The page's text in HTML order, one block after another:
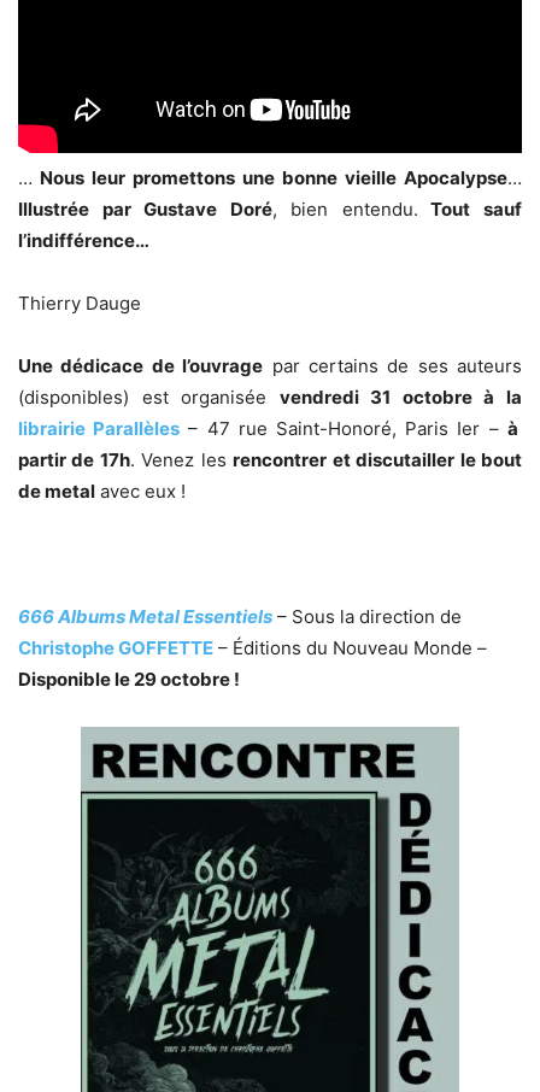
… Nous leur promettons une bonne vieille Apocalypse…
Illustrée par Gustave Doré, bien entendu. Tout sauf
l’indifférence…
Thierry Dauge
Une dédicace de l’ouvrage par certains de ses auteurs
(disponibles) est organisée vendredi 31 octobre à la
librairie Parallèles – 47 rue Saint-Honoré, Paris Ier – à
partir de 17h. Venez lesrencontrer et discutailler le bout
de metal avec eux !
666 Albums Metal Essentiels – Sous la direction de
Christophe GOFFETTE – Éditions du Nouveau Monde –
Disponible le 29 octobre !